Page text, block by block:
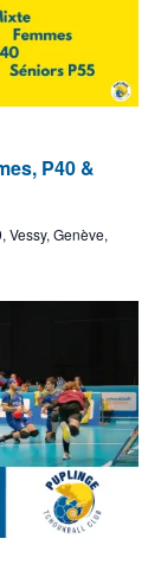
P40 &
Vessy, Genève,